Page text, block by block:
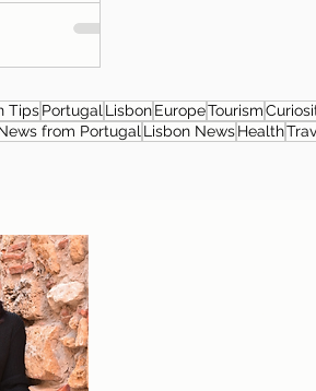
TipsPortugal LisbonEuropeTourism
from Portugal Lisbon NewsHealth